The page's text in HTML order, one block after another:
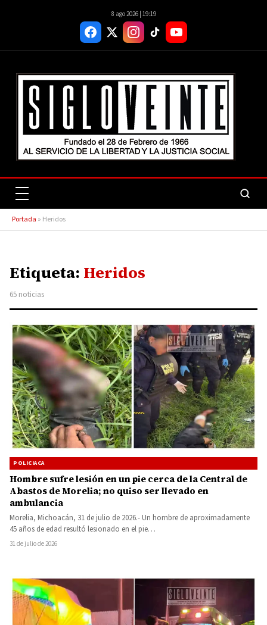
8 ago 2026 | 19:19
Portada » Heridos
Etiqueta: Heridos
65 noticias
POLICIACA
Hombre sufre lesión en un pie cerca de la Central de
Abastos de Morelia; no quiso ser llevado en
ambulancia
Morelia, Michoacán, 31 de julio de 2026.- Un hombre de aproximadamente
45 años de edad resultó lesionado en el pie…
31 de julio de 2026